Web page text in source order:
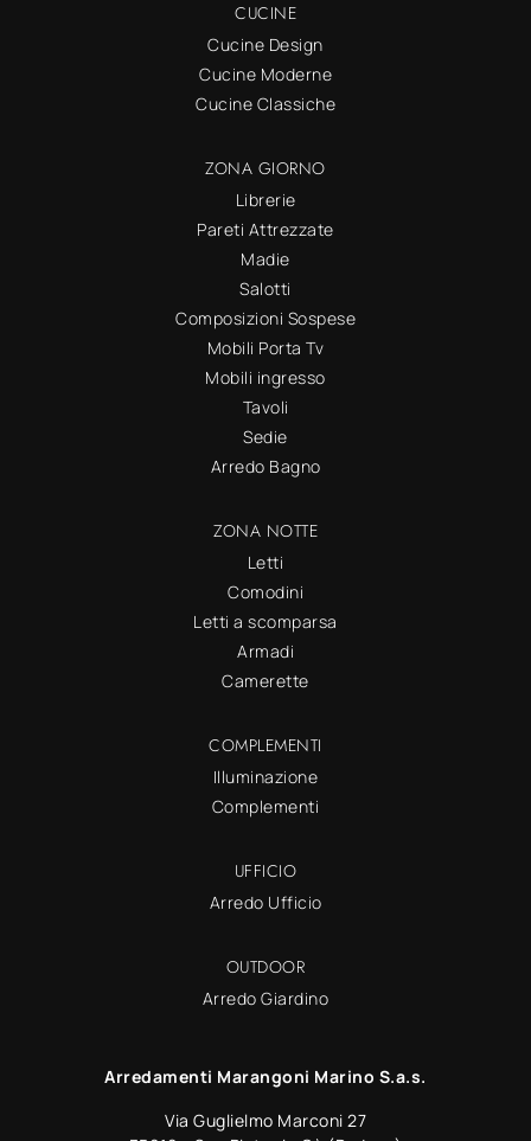
CUCINE
Cucine Design
Cucine Moderne
Cucine Classiche
ZONA GIORNO
Librerie
Pareti Attrezzate
Madie
Salotti
Composizioni Sospese
Mobili Porta Tv
Mobili ingresso
Tavoli
Sedie
Arredo Bagno
ZONA NOTTE
Letti
Comodini
Letti a scomparsa
Armadi
Camerette
COMPLEMENTI
Illuminazione
Complementi
UFFICIO
Arredo Ufficio
OUTDOOR
Arredo Giardino
Arredamenti Marangoni Marino S.a.s.
Via Guglielmo Marconi 27